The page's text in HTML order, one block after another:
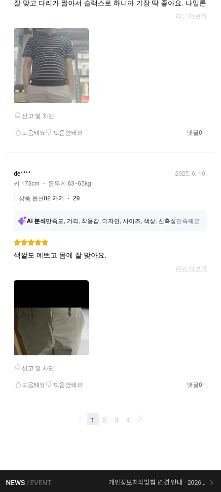
NEWS EVENT 개인정보처리방침 변경 안내 - 2026/07/30 시행